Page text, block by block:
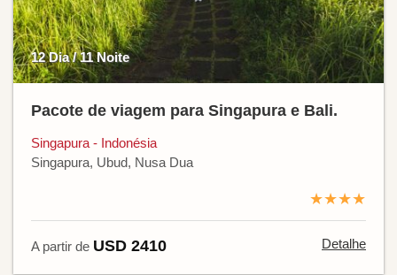
12 Dia / 11 Noite
Pacote de viagem para Singapura e Bali.
Singapura - Indonésia
Singapura, Ubud, Nusa Dua
★★★★
A partir de USD 2410 Detalhe